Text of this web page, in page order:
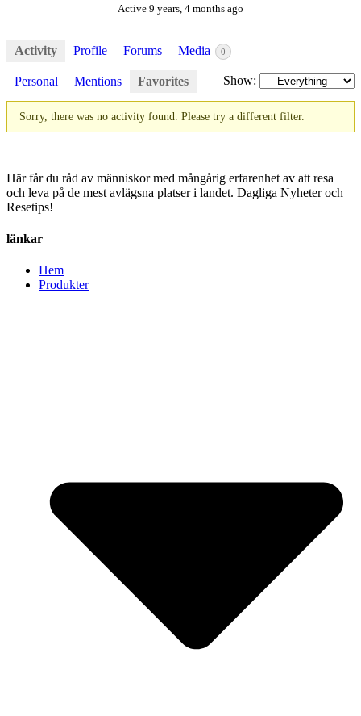
Active 9 years, 4 months ago
Activity Profile Forums Media 0
Personal Mentions Favorites Show:
Sorry, there was no activity found. Please try a different filter.
Här får du råd av människor med mångårig erfarenhet av att resa
och leva på de mest avlägsna platser i landet. Dagliga Nyheter och
Resetips!
länkar
Hem
Produkter